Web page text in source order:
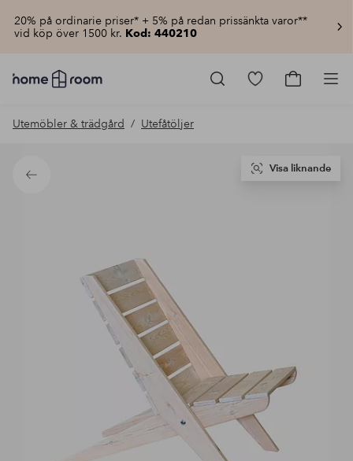
20% på ordinarie priser* + 5% på redan prissänkta varor**
vid köp över 1500 kr. Kod: 440210
Homeroom
–
hemmet
pris
Gå
Gå
Utemöbler & trädgård Utefåtöljer
Tillbaka
Visa liknande